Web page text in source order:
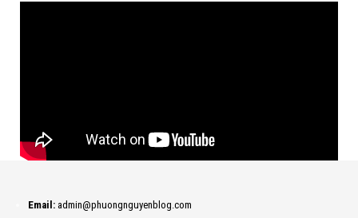
Email: admin@phuongnguyenblog.com